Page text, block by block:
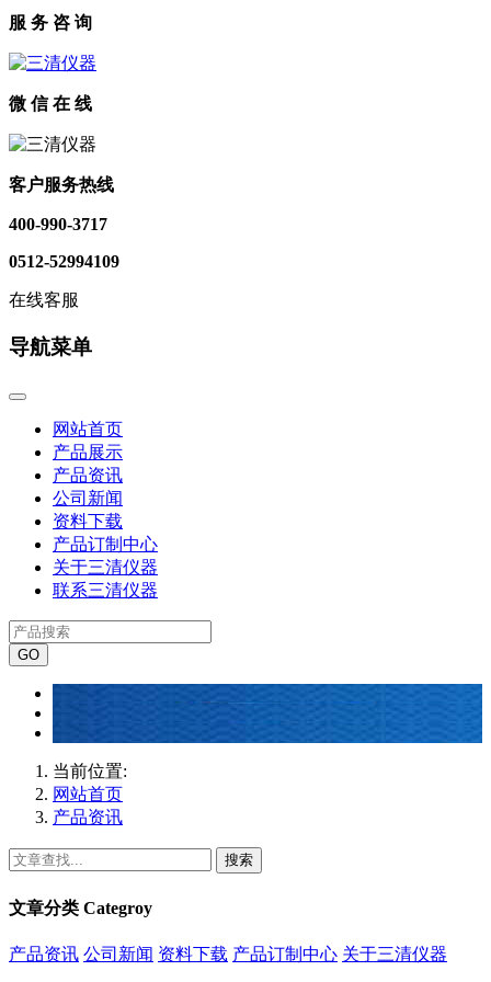
服 务 咨 询
微 信 在 线
客户服务热线
400-990-3717
0512-52994109
在线客服
导航菜单
网站首页
产品展示
产品资讯
公司新闻
资料下载
产品订制中心
关于三清仪器
联系三清仪器
当前位置:
网站首页
产品资讯
搜索
文章分类 Categroy
产品资讯 公司新闻 资料下载 产品订制中心 关于三清仪器